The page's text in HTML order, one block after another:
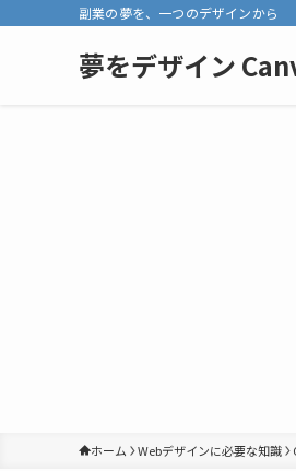
副業の夢を、一つのデザインから
夢をデザイン
ホーム Webデザインに必要な知識